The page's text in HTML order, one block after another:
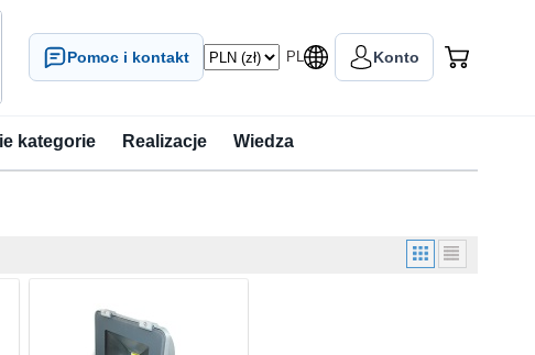
Pomoc i kontakt PL Konto
kategorie Realizacje Wiedza